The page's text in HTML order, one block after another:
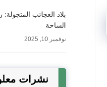
بلاد العجائب
الساحة
نوفمبر 10, 2025
نشرات